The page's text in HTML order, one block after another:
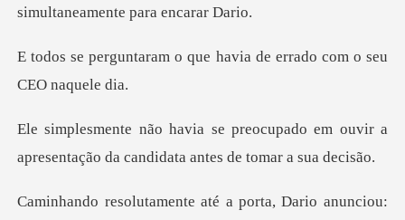
simul
que havia de errado com
pado em ouvir a
apresentação da cand
porta, Dario anunciou: